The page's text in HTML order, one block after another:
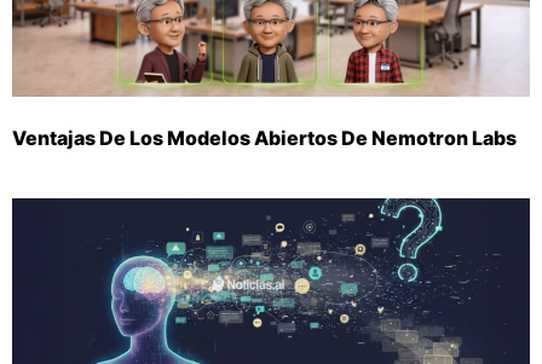
Ventajas De Los Modelos Abiertos De Nemotron Labs